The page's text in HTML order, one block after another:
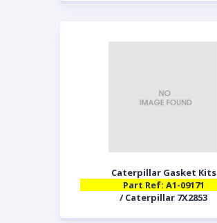
Caterpillar Gasket Kits
Part Ref: A1-09171
/ Caterpillar 7X2853